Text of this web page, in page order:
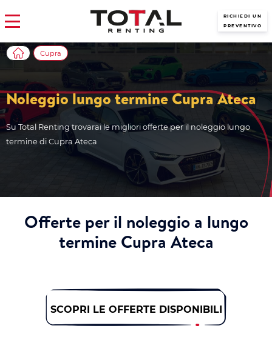
RICHIEDI UN
PREVENTIVO
Noleggio lungo termine Cupra Ateca
Su Total Renting trovarai le migliori offerte per il noleggio lungo
termine di Cupra Ateca
Cupra
Offerte per il noleggio a lungo
termine Cupra Ateca
SCOPRI LE OFFERTE DISPONIBILI